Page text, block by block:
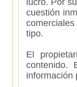
lucro. Por
cuestión
tipo.
El
contenido.
información